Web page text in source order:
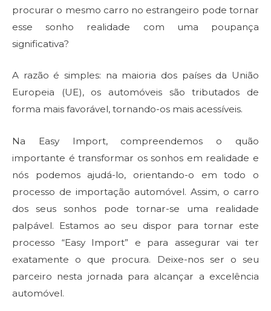
procurar o mesmo carro no estrangeiro pode tornar
esse sonho realidade com uma poupança
significativa?
A razão é simples: na maioria dos países da União
Europeia (UE), os automóveis são tributados de
forma mais favorável, tornando-os mais acessíveis.
Na Easy Import, compreendemos o quão
importante é transformar os sonhos em realidade e
nós podemos ajudá-lo, orientando-o em todo o
processo de importação automóvel. Assim, o carro
dos seus sonhos pode tornar-se uma realidade
palpável. Estamos ao seu dispor para tornar este
processo “Easy Import” e para assegurar vai ter
exatamente o que procura. Deixe-nos ser o seu
parceiro nesta jornada para alcançar a excelência
automóvel.